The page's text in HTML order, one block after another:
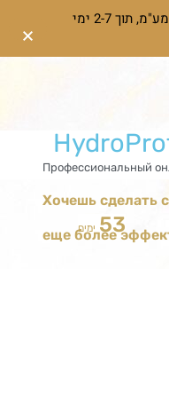
Профессиональный
53 ימים
Хочешь сделать
еще более
משלוח חינם בהזמנות מ-450 ש"ח + מע"מ, תוך 2-7 ימי